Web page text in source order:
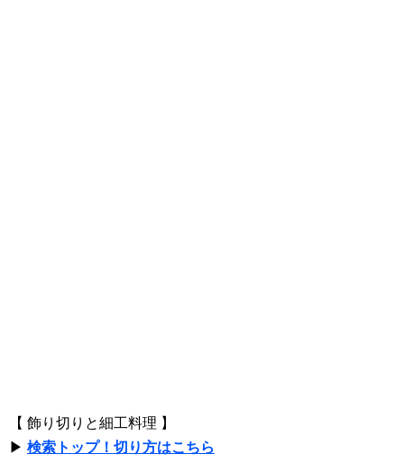
【 飾り切りと細工料理 】
▶ 検索トップ！切り方はこちら